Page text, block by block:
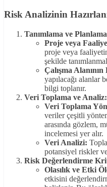
Risk Analizinin
Tanımlama ve
Proje veya
proje veya
şekilde
Çalışma
yapılacağı alanlar
bilgi toplanır.
Veri Toplama ve Analiz:
Veri Toplama
veriler çeşitli
arasında gözlem,
incelemesi yer alır.
Veri Analizi:
potansiyel riskler
Risk Değerlendirme
Olasılık ve Etki
etkisini